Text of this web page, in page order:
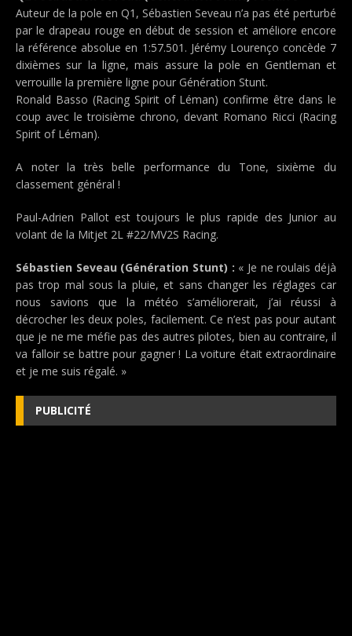
Auteur de la pole en Q1, Sébastien Seveau n’a pas été perturbé
par le drapeau rouge en début de session et améliore encore
la référence absolue en 1:57.501. Jérémy Lourenço concède 7
dixièmes sur la ligne, mais assure la pole en Gentleman et
verrouille la première ligne pour Génération Stunt.
Ronald Basso (Racing Spirit of Léman) confirme être dans le
coup avec le troisième chrono, devant Romano Ricci (Racing
Spirit of Léman).
A noter la très belle performance du Tone, sixième du
classement général !
Paul-Adrien Pallot est toujours le plus rapide des Junior au
volant de la Mitjet 2L #22/MV2S Racing.
Sébastien Seveau (Génération Stunt) : « Je ne roulais déjà
pas trop mal sous la pluie, et sans changer les réglages car
nous savions que la météo s’améliorerait, j’ai réussi à
décrocher les deux poles, facilement. Ce n’est pas pour autant
que je ne me méfie pas des autres pilotes, bien au contraire, il
va falloir se battre pour gagner ! La voiture était extraordinaire
et je me suis régalé. »
PUBLICITÉ